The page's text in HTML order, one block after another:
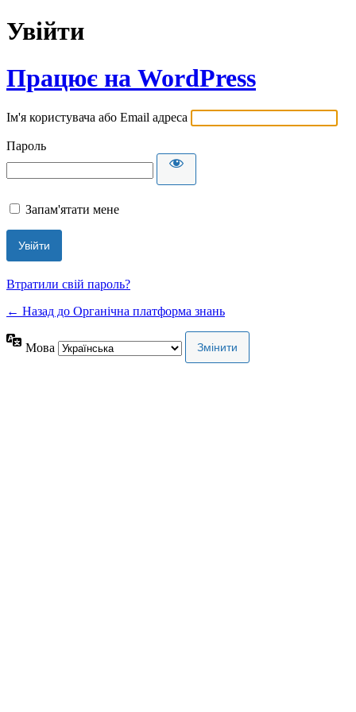
Увійти
Працює на WordPress
Ім'я користувача або Email адреса
Пароль
Запам'ятати мене
Втратили свій пароль?
← Назад до Органічна платформа знань
Мова